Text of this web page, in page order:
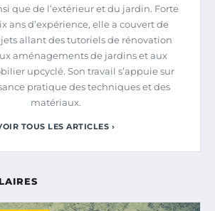
que de l’extérieur et du jardin. Forte
ans d’expérience, elle a couvert de
allant des tutoriels de rénovation
aménagements de jardins et aux
upcyclé. Son travail s’appuie sur
pratique des techniques et des
matériaux.
TOUS LES ARTICLES ›